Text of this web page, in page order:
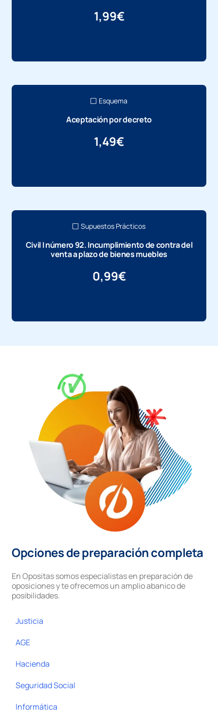
1,99€
Esquema
Aceptación por decreto
1,49€
Supuestos Prácticos
Civil I número 92. Incumplimiento de contra del
venta a plazo de bienes muebles
0,99€
Opciones de preparación completa
En Opositas somos especialistas en preparación de
oposiciones y te ofrecemos un amplio abanico de
posibilidades.
Justicia
AGE
Hacienda
Seguridad Social
Informática